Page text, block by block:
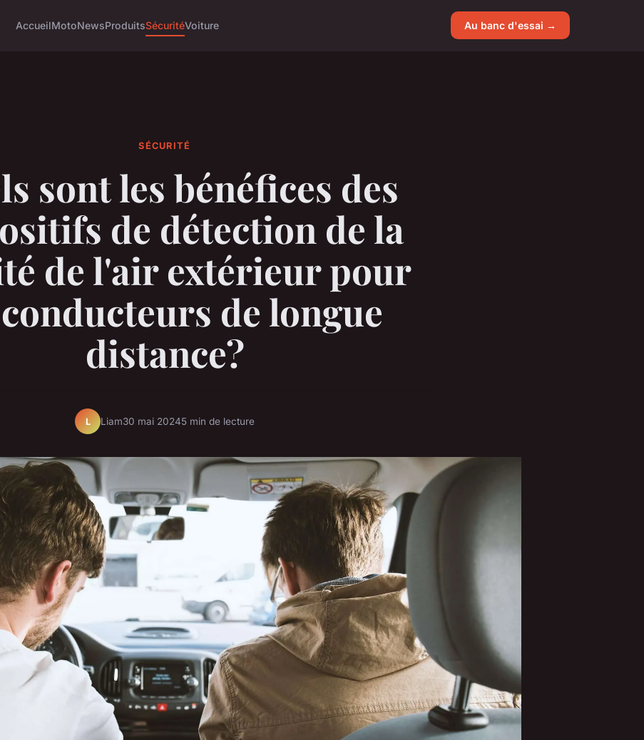
AccueilMotoNewsProduitsSécuritéVoiture Au banc d'essai →
SÉCURITÉ
sont les bénéfices des
de détection de la
de l'air extérieur pour
de longue
distance?
L Liam30 mai 20245 min de lecture